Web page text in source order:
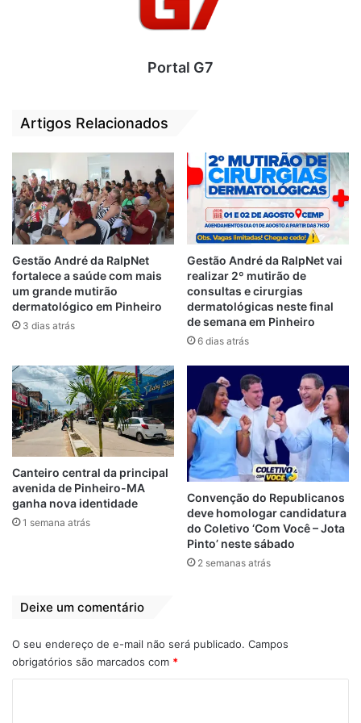
numa moto titan vermelha com uma arma
de fogo. Segundo relato, no momento da
em fuga, e a partir daí iniciou-se o
Após perseguição, o marginais teriam
entrarado numa área residencial, e
acabaram perdendo o controle da moto,
caindo, mas fugiram, deixando para trás a
arma de fogo, moto, celulares das vítimas.
Os bandidos teriam entrado num matagal de
difícil acesso, mas os policiais realizaram
intensas buscas na procura dos criminosos,
Segundo realato dos policiais, todos os
abjetos aprendidos serão entregues à
delegacia civil via boletim informativo.
Segundo a polícia, a segunda vítima dos
Portal G7
Artigos Relacionados
Gestão André da RalpNet
fortalece a saúde com mais
um grande mutirão
dermatológico em Pinheiro
3 dias atrás
Gestão André da RalpNet vai
realizar 2º mutirão de
consultas e cirurgias
dermatológicas neste final
de semana em Pinheiro
6 dias atrás
Canteiro central da principal
avenida de Pinheiro-MA
ganha nova identidade
1 semana atrás
Convenção do Republicanos
deve homologar candidatura
do Coletivo ‘Com Você – Jota
Pinto’ neste sábado
2 semanas atrás
Deixe um comentário
O seu endereço de e-mail não será publicado. Campos
obrigatórios são marcados com *